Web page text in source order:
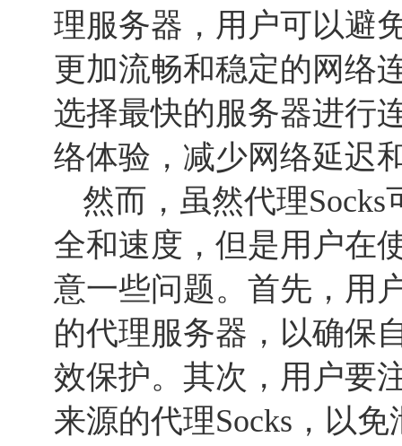
理服务器，用户可以避
更加流畅和稳定的网络
选择最快的服务器进行
络体验，减少网络延迟
然而，虽然代理
全和速度，但是用户在
意一些问题。首先，用
的代理服务器，以确保
效保护。其次，用户要
来源的代理Socks，以